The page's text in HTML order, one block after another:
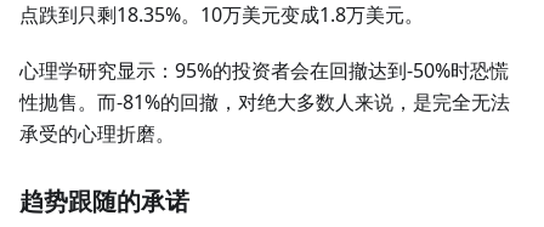
点跌到只剩18.35%。10万美元变成1.8万美元。
心理学研究显示：95%的投资者会在回撤达到-50%时恐慌
性抛售。而-81%的回撤，对绝大多数人来说，是完全无法
承受的心理折磨。
趋势跟随的承诺